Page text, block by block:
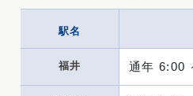
駅名
福井 通年 6:00